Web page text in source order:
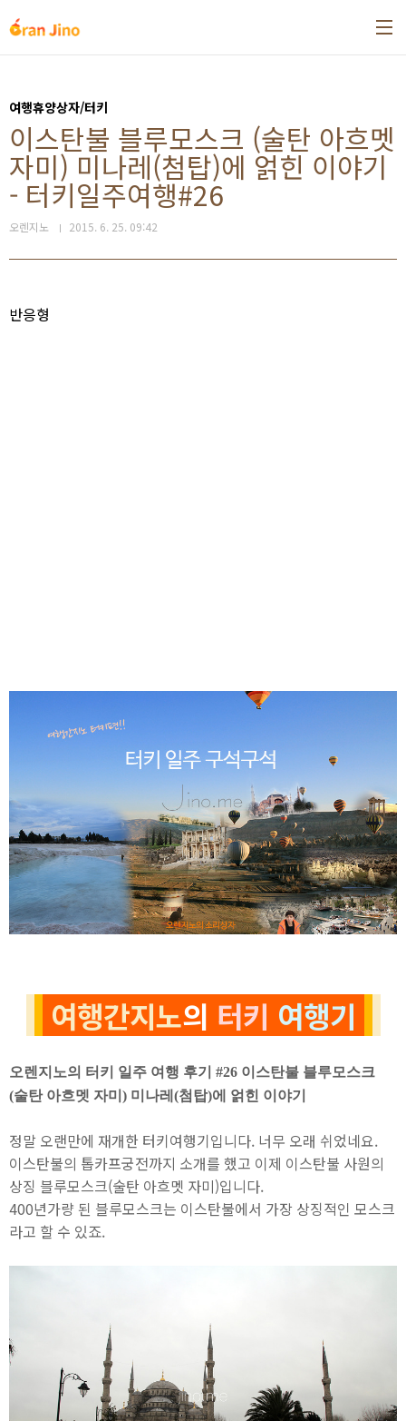
여행휴양상자/터키
이스탄불 블루모스크 (술탄 아흐멧
자미) 미나레(첨탑)에 얽힌 이야기
- 터키일주여행#26
오렌지노 2015. 6. 25. 09:42
반응형
여행간지노의 터키 여행기
오렌지노의 터키 일주 여행 후기 #26 이스탄불 블루모스크
(술탄 아흐멧 자미) 미나레(첨탑)에 얽힌 이야기
정말 오랜만에 재개한 터키여행기입니다. 너무 오래 쉬었네요.
이스탄불의 톱카프궁전까지 소개를 했고 이제 이스탄불 사원의
상징 블루모스크(술탄 아흐멧 자미)입니다.
400년가량 된 블루모스크는 이스탄불에서 가장 상징적인 모스크
라고 할 수 있죠.